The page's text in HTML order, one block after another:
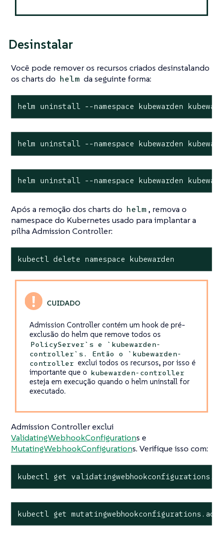
Desinstalar
Você pode remover os recursos criados desinstalando
os charts do helm da seguinte forma:
helm uninstall --namespace kubewarden
helm uninstall --namespace kubewarden
helm uninstall --namespace kubewarden
Após a remoção dos charts do helm, remova o
namespace do Kubernetes usado para implantar a
pilha Admission Controller:
kubectl delete namespace kubewarden
Admission Controller contém um hook de pré-
exclusão do helm que remove todos os
PolicyServer`s e `kubewarden-
controller`s. Então o `kubewarden-
controller exclui todos os recursos, por isso é
importante que o kubewarden-controller
esteja em execução quando o helm uninstall for
executado.
Admission Controller exclui
ValidatingWebhookConfigurations e
MutatingWebhookConfigurations. Verifique isso com:
kubectl get
kubectl get